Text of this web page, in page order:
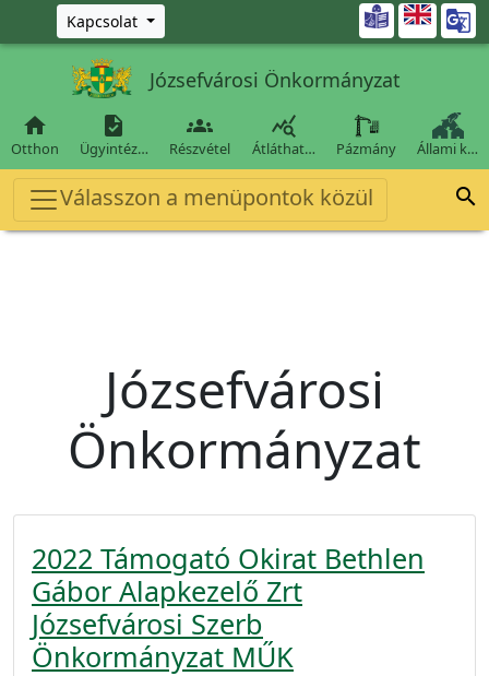
Ugrás a fő tartalomra
Kapcsolat 
Józsefvárosi Önkormányzat

Otthon

Ügyintéz…

Részvétel

Átláthat… Pázmány Állami k…
Válasszon a menüpontok közül 
Józsefvárosi
Önkormányzat
2022 Támogató Okirat Bethlen
Gábor Alapkezelő Zrt
Józsefvárosi Szerb
Önkormányzat MŰK